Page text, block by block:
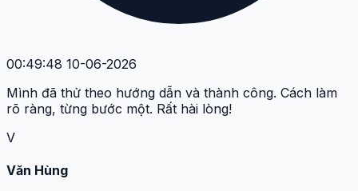
00:49:48 10-06-2026
Mình đã thử theo hướng dẫn và thành công. Cách làm
rõ ràng, từng bước một. Rất hài lòng!
V
Văn Hùng